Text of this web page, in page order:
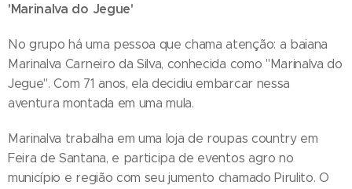
'Marinalva do Jegue'
No grupo há uma pessoa que chama atenção: a baiana
Marinalva Carneiro da Silva, conhecida como "Marinalva do
Jegue". Com 71 anos, ela decidiu embarcar nessa
aventura montada em uma mula.
Marinalva trabalha em uma loja de roupas country em
Feira de Santana, e participa de eventos agro no
município e região com seu jumento chamado Pirulito. O